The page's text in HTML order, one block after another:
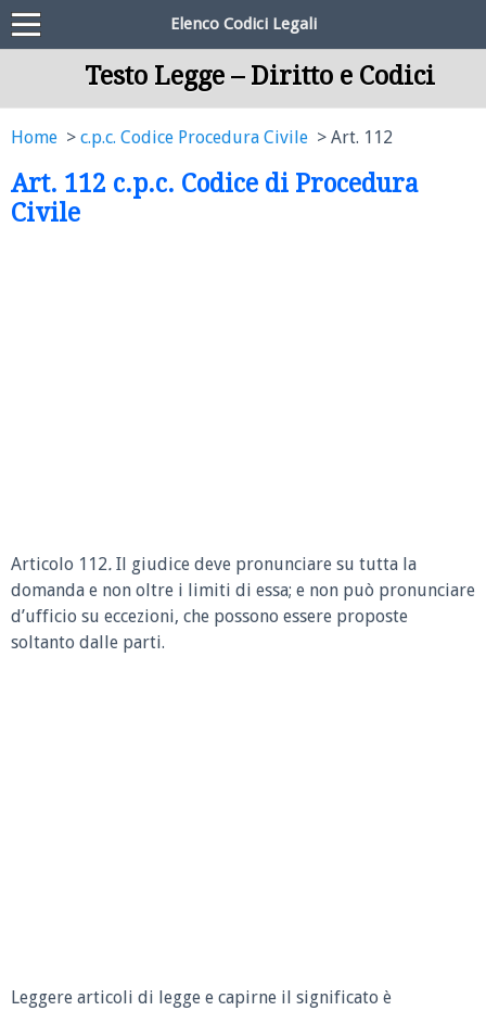
Elenco Codici Legali
Testo Legge – Diritto e Codici
Home c.p.c. Codice Procedura Civile Art. 112
Art. 112 c.p.c. Codice di Procedura
Civile
Articolo 112. Il giudice deve pronunciare su tutta la
domanda e non oltre i limiti di essa; e non può pronunciare
d’ufficio su eccezioni, che possono essere proposte
soltanto dalle parti.
Leggere articoli di legge e capirne il significato è